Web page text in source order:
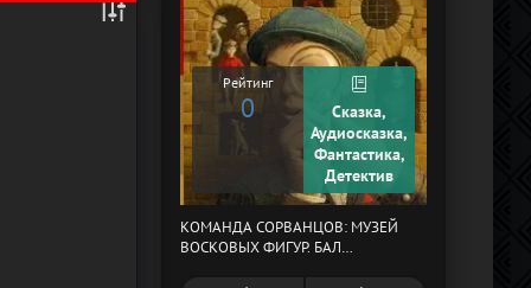
Рейтинг
0
Сказка,
Аудиосказка,
Фантастика,
Детектив
КОМАНДА СОРВАНЦОВ: МУЗЕЙ
ВОСКОВЫХ ФИГУР. БАЛ